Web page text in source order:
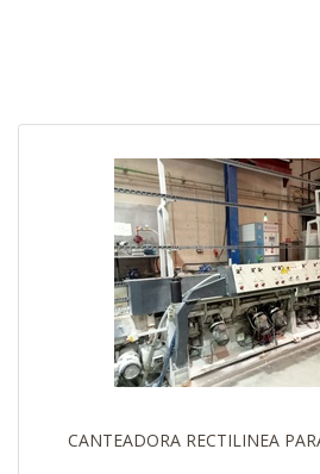
CANTEADORA RECTILINEA